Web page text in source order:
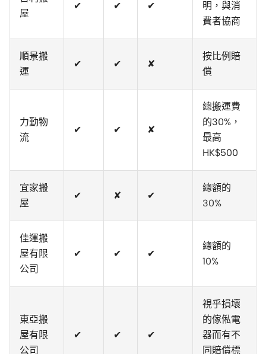
屋
✔ ✔ ✔
明，與消
費者協商
順景搬
運
✔ ✔ ✘
按比例賠
償
力勤物
流
✔ ✔ ✘
總搬運費
的30%，
最高
HK$500
宜家搬
屋
✔ ✘ ✔
總額的
30%
佳運搬
屋有限
公司
✔ ✔ ✔
總額的
10%
東亞搬
屋有限
公司
✔ ✔ ✔
視乎損壞
的傢俬電
器而有不
同賠償標